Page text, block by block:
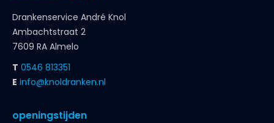
Drankenservice André Knol
Ambachtstraat 2
7609 RA Almelo
T 0546 813351
E info@knoldranken.nl
openingstijden